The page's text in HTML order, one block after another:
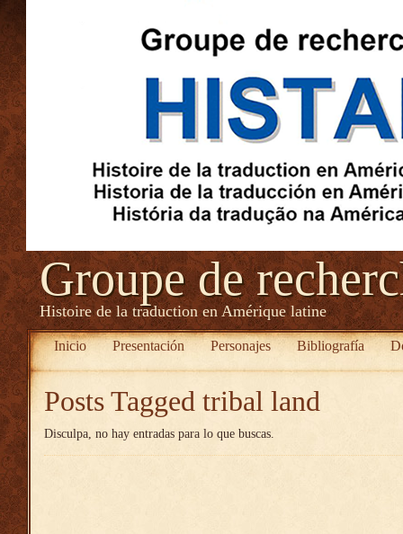
Groupe de
Histoire de la traduction en Amérique latine
Inicio Presentación Personajes Bibliografía
Posts Tagged tribal land
Disculpa, no hay entradas para lo que buscas.